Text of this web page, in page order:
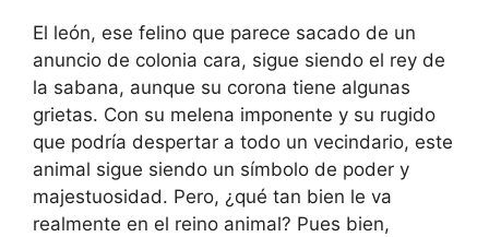
El león, ese felino que parece sacado de un
anuncio de colonia cara, sigue siendo el rey de
la sabana, aunque su corona tiene algunas
grietas. Con su melena imponente y su rugido
que podría despertar a todo un vecindario, este
animal sigue siendo un símbolo de poder y
majestuosidad. Pero, ¿qué tan bien le va
realmente en el reino animal? Pues bien,